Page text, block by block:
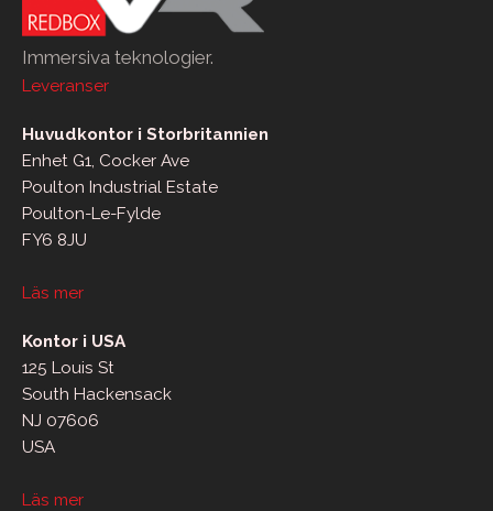
Immersiva teknologier.
Leveranser
Huvudkontor i Storbritannien
Enhet G1, Cocker Ave
Poulton Industrial Estate
Poulton-Le-Fylde
FY6 8JU
Läs mer
Kontor i USA
125 Louis St
South Hackensack
NJ 07606
USA
Läs mer